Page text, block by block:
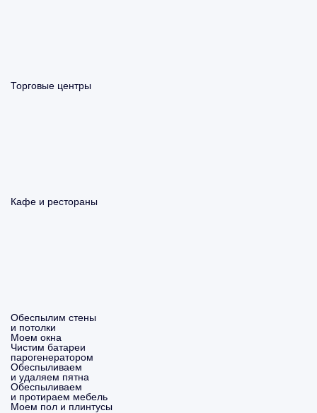
Торговые центры
Кафе и рестораны
Обеспылим стены
и потолки
Моем окна
Чистим батареи
парогенератором
Обеспыливаем
и удаляем пятна
Обеспыливаем
и протираем мебель
Моем пол и плинтусы